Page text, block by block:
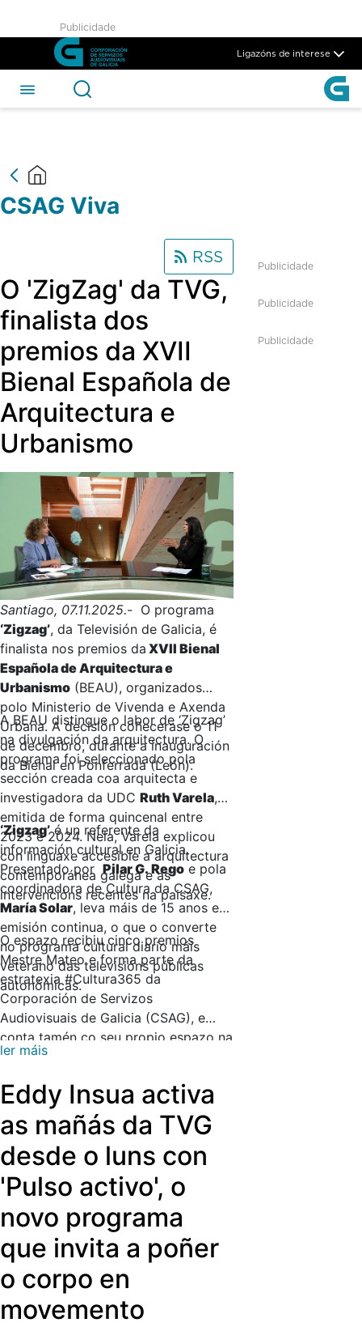
Skip to Main Content
CSAG Viva - CSAG
Publicidade
Ligazóns de interese
CSAG Viva
RSS
O 'ZigZag' da TVG,
finalista dos
premios da XVII
Bienal Española de
Arquitectura e
Urbanismo
Santiago, 07.11.2025.- O programa
‘Zigzag’, da Televisión de Galicia, é
finalista nos premios da XVII Bienal
Española de Arquitectura e
Urbanismo (BEAU), organizados
polo Ministerio de Vivenda e Axenda
Urbana. A decisión coñecerase o 11
de decembro, durante a inauguración
da Bienal en Ponferrada (León).
A BEAU distingue o labor de ‘Zigzag’
na divulgación da arquitectura. O
programa foi seleccionado pola
sección creada coa arquitecta e
investigadora da UDC Ruth Varela,
emitida de forma quincenal entre
2023 e 2024. Nela, Varela explicou
con linguaxe accesible a arquitectura
contemporánea galega e as
intervencións recentes na paisaxe.
‘Zigzag’é un referente da
información cultural en Galicia.
Presentado porPilar G. Rego e pola
coordinadora de Cultura da CSAG,
María Solar, leva máis de 15 anos en
emisión continua, o que o converte
no programa cultural diario máis
veterano das televisións públicas
autonómicas.
O espazo recibiu cinco premios
Mestre Mateo e forma parte da
estratexia #Cultura365 da
Corporación de Servizos
Audiovisuais de Galicia (CSAG), e
conta tamén co seu propio espazo na
plataforma AGalega.gal. O seu
actualidade da cultura galega en
todas as súas formas de expresión.
ler máis
Eddy Insua activa
as mañás da TVG
desde o luns con
'Pulso activo', o
novo programa
que invita a poñer
o corpo en
movemento
Publicidade
Publicidade
Publicidade